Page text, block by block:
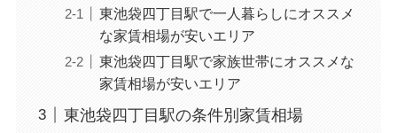
東池袋四丁目駅で一人暮らしにオススメ
な家賃相場が安いエリア
東池袋四丁目駅で家族世帯にオススメな
家賃相場が安いエリア
東池袋四丁目駅の条件別家賃相場